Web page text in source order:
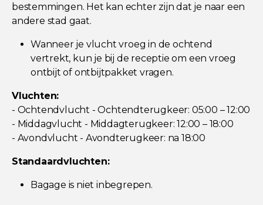
bestemmingen. Het kan echter zijn dat je naar een
andere stad gaat.
Wanneer je vlucht vroeg in de ochtend
vertrekt, kun je bij de receptie om een vroeg
ontbijt of ontbijtpakket vragen.
Vluchten:
- Ochtendvlucht - Ochtendterugkeer: 05:00 – 12:00
- Middagvlucht - Middagterugkeer: 12:00 – 18:00
- Avondvlucht - Avondterugkeer: na 18:00
Standaardvluchten:
Bagage is niet inbegrepen.